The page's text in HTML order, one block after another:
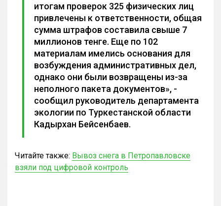
итогам проверок 325 физических лиц
привлечены к ответственности, общая
сумма штрафов составила свыше 7
миллионов тенге. Еще по 102
материалам имелись основания для
возбуждения административных дел,
однако они были возвращены из-за
неполного пакета документов», -
сообщил руководитель департамента
экологии по Туркестанской области
Кадырхан Бейсенбаев.
Читайте также: Вывоз снега в Петропавловске
взяли под цифровой контроль